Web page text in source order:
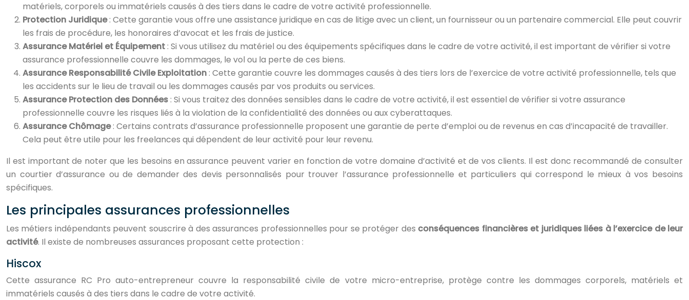
matériels, corporels ou immatériels causés à des tiers dans le cadre de votre activité professionnelle.
Protection Juridique: Cette garantie vous offre une assistance juridique en cas de litige avec un client, un fournisseur ou un partenaire commercial. Elle peut couvrir
les frais de procédure, les honoraires d’avocat et les frais de justice.
Assurance Matériel et Équipement : Si vous utilisez du matériel ou des équipements spécifiques dans le cadre de votre activité, il est important de vérifier si votre
assurance professionnelle couvre les dommages, le vol ou la perte de ces biens.
Assurance Responsabilité Civile Exploitation : Cette garantie couvre les dommages causés à des tiers lors de l’exercice de votre activité professionnelle, tels que
les accidents sur le lieu de travail ou les dommages causés par vos produits ou services.
Assurance Protection des Données : Si vous traitez des données sensibles dans le cadre de votre activité, il est essentiel de vérifier si votre assurance
professionnelle couvre les risques liés à la violation de la confidentialité des données ou aux cyberattaques.
Assurance Chômage: Certains contrats d’assurance professionnelle proposent une garantie de perte d’emploi ou de revenus en cas d’incapacité de travailler.
Cela peut être utile pour les freelances qui dépendent de leur activité pour leur revenu.
Il est important de noter que les besoins en assurance peuvent varier en fonction de votre domaine d’activité et de vos clients. Il est donc recommandé de consulter
un courtier d’assurance ou de demander des devis personnalisés pour trouver l’assurance professionnelle et particuliers qui correspond le mieux à vos besoins
spécifiques.
Les principales assurances professionnelles
Les métiers indépendants peuvent souscrire à des assurances professionnelles pour se protéger des conséquences financières et juridiques liées à l’exercice de leur
activité. Il existe de nombreuses assurances proposant cette protection :
Hiscox
Cette assurance RC Pro auto-entrepreneur couvre la responsabilité civile de votre micro-entreprise, protège contre les dommages corporels, matériels et
immatériels causés à des tiers dans le cadre de votre activité.